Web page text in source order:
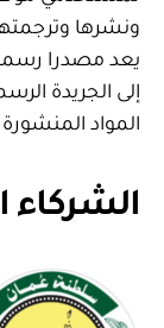
يعد مصدرا
إلى الجريدة
المواد
الشركاء